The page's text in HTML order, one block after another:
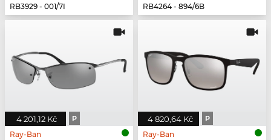
RB3929 - 001/7I
RB4264 - 894/6B
4 201,12 Kč P
Ray-Ban
4 820,64 Kč P
Ray-Ban